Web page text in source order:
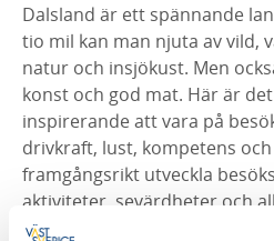
Dalsland är ett spännande
tio mil kan man njuta av vild,
natur och insjökust. Men
konst och god mat. Här är
inspirerande att vara på
drivkraft, lust, kompetens
framgångsrikt utveckla
aktiviteter, sevärdheter och
events.